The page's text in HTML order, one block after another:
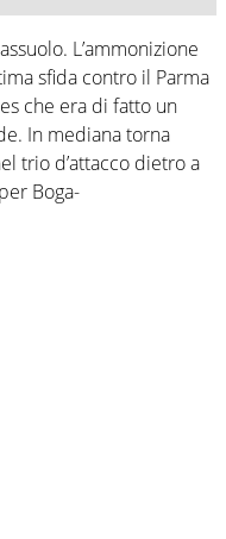
L’ammonizione
sfida contro il Parma
che era di fatto un
In mediana torna
trio d’attacco dietro a
Boga-